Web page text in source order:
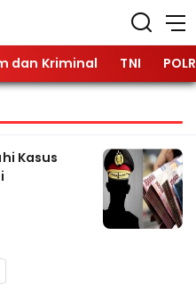
dan Kriminal TNI
Kasus